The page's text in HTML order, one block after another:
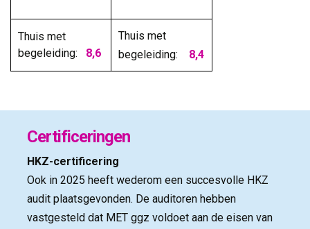
Thuis met
begeleiding: 8,6
Thuis met
begeleiding: 8,4
Certificeringen
HKZ-certificering
Ook in 2025 heeft wederom een succesvolle HKZ
audit plaatsgevonden. De auditoren hebben
vastgesteld dat MET ggz voldoet aan de eisen van